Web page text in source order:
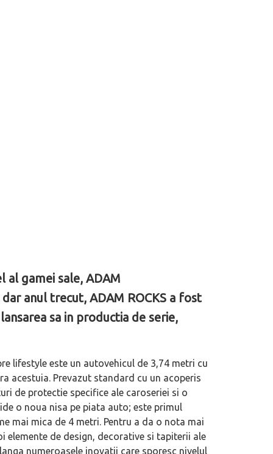
al gamei sale, ADAM
anul trecut, ADAM ROCKS a fost
sa in productia de serie,
lifestyle este un autovehicul de 3,74 metri cu
acestuia. Prevazut standard cu un acoperis
de protectie specifice ale caroseriei si o
o noua nisa pe piata auto; este primul
mai mica de 4 metri. Pentru a da o nota mai
de design, decorative si tapiterii ale
numeroasele inovatii care sporesc nivelul